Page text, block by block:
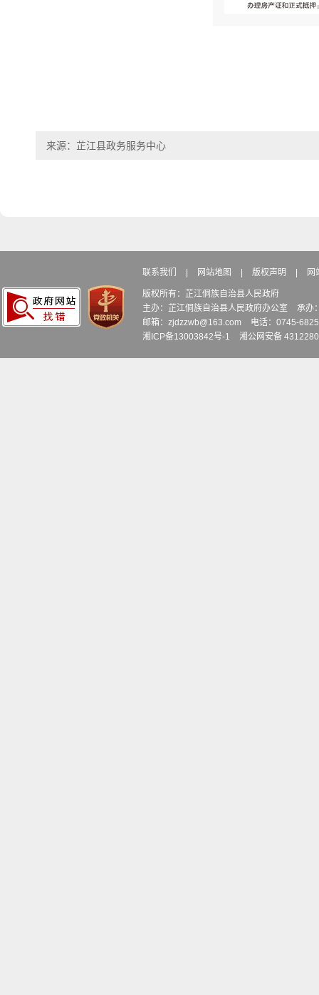
来源：芷江县政务服务中心
联系我们 网站地图 版权声明 网
版权所有：芷江侗族自治县人民政府
主办：芷江侗族自治县人民政府办公室
承办
邮箱：zjdzzwb@163.com
电话：0745-
湘ICP备13003842号-1
湘公网安备